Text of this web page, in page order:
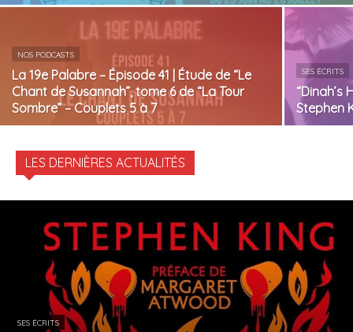
NOS PODCASTS
La 19e Palabre – Épisode 41 | Étude de “Le
Chant de Susannah”, tome 6 de “La Tour
Sombre” – Couplets 5 à 7
SES ÉCRITS
“Dinah’s
Stephen
LES DERNIÈRES ACTUALITÉS
SES ÉCRITS